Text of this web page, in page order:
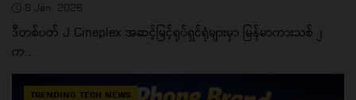
8 Jan, 2026
ဒီတစ်ပတ် J Cineplex အဆင့်မြင့်ရုပ်ရှင်ရုံများမှာ မြန်မာကားသစ် ၂
က...
TRENDING TECH NEWS